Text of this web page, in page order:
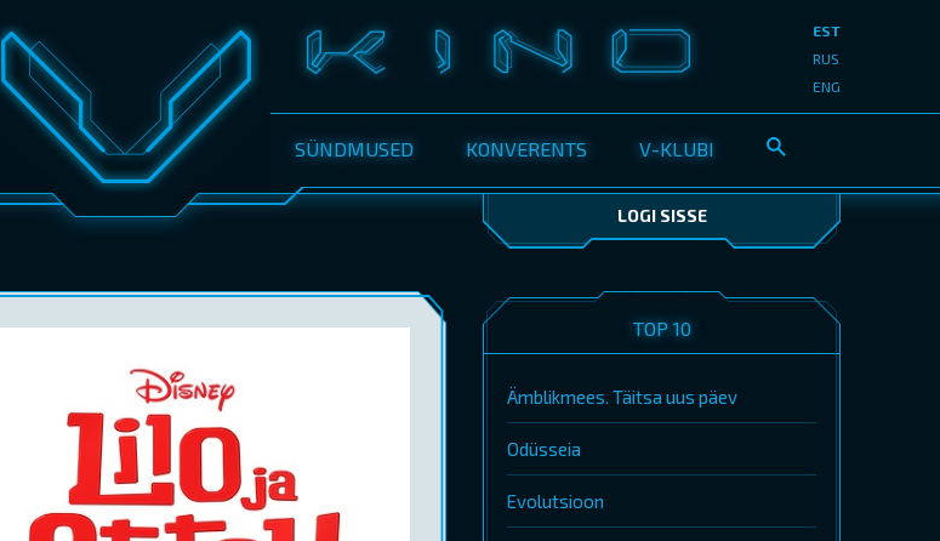
SÜNDMUSED KONVERENTS V-KLUBI
EST
RUS
ENG
LOGI SISSE
TOP 10
Ämblikmees. Täitsa uus päev
Odüsseia
Evolutsioon